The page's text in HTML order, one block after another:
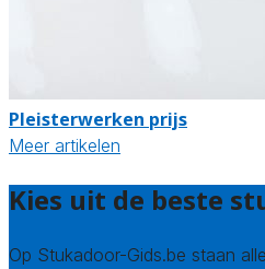
Pleisterwerken prijs
Meer artikelen
Kies uit de beste
Op Stukadoor-Gids.be staan